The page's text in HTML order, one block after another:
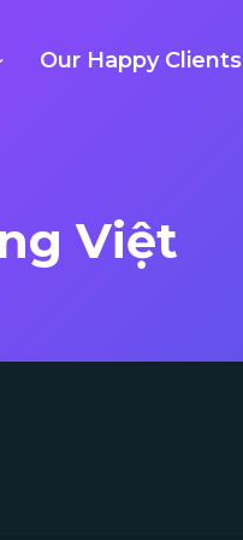
Our Happy Clients
Việt